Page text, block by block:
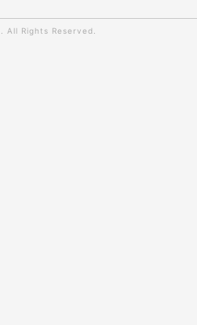
All Rights Reserved.